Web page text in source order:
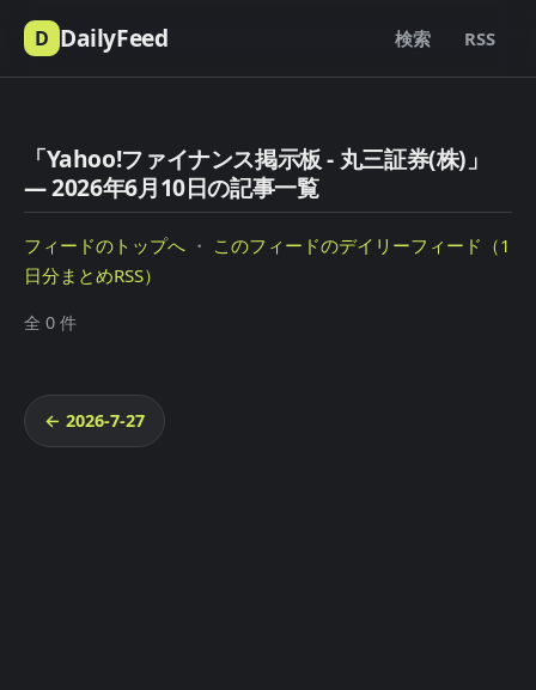
D DailyFeed 検索 RSS
「Yahoo!ファイナンス掲示板 - 丸三証券(株)」
— 2026年6月10日の記事一覧
フィードのトップへ ・ このフィードのデイリーフィード（1
日分まとめRSS）
全 0 件
← 2026-7-27